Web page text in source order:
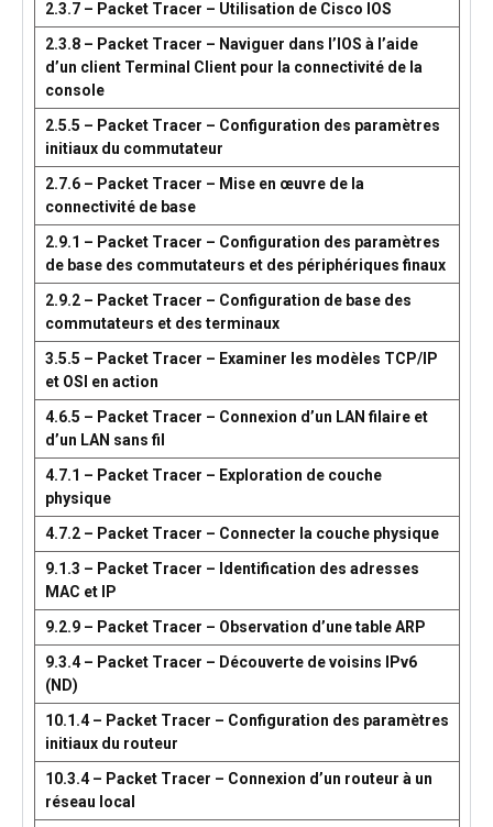
2.3.7 – Packet Tracer – Utilisation de Cisco IOS
2.3.8 – Packet Tracer – Naviguer dans l’IOS à l’aide
d’un client Terminal Client pour la connectivité de la
console
2.5.5 – Packet Tracer – Configuration des paramètres
initiaux du commutateur
2.7.6 – Packet Tracer – Mise en œuvre de la
connectivité de base
2.9.1 – Packet Tracer – Configuration des paramètres
de base des commutateurs et des périphériques finaux
2.9.2 – Packet Tracer – Configuration de base des
commutateurs et des terminaux
3.5.5 – Packet Tracer – Examiner les modèles TCP/IP
et OSI en action
4.6.5 – Packet Tracer – Connexion d’un LAN filaire et
d’un LAN sans fil
4.7.1 – Packet Tracer – Exploration de couche
physique
4.7.2 – Packet Tracer – Connecter la couche physique
9.1.3 – Packet Tracer – Identification des adresses
MAC et IP
9.2.9 – Packet Tracer – Observation d’une table ARP
9.3.4 – Packet Tracer – Découverte de voisins IPv6
(ND)
10.1.4 – Packet Tracer – Configuration des paramètres
initiaux du routeur
10.3.4 – Packet Tracer – Connexion d’un routeur à un
réseau local